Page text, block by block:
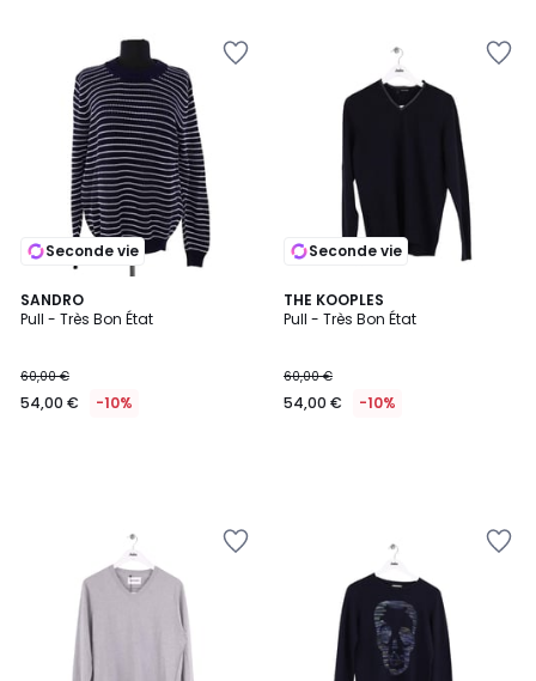
Seconde vie
SANDRO
Pull - Très Bon État
60,00 €
54,00 € -10%
Seconde vie
THE KOOPLES
Pull - Très Bon État
60,00 €
54,00 € -10%